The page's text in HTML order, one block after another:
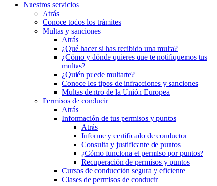
Nuestros servicios
Atrás
Conoce todos los trámites
Multas y sanciones
Atrás
¿Qué hacer si has recibido una multa?
¿Cómo y dónde quieres que te notifiquemos tus
multas?
¿Quién puede multarte?
Conoce los tipos de infracciones y sanciones
Multas dentro de la Unión Europea
Permisos de conducir
Atrás
Información de tus permisos y puntos
Atrás
Informe y certificado de conductor
Consulta y justificante de puntos
¿Cómo funciona el permiso por puntos?
Recuperación de permisos y puntos
Cursos de conducción segura y eficiente
Clases de permisos de conducir